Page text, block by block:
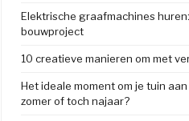
Elektrische graafmachines
bouwproject
10 creatieve manieren om met
Het ideale moment om je tuin
zomer of toch najaar?